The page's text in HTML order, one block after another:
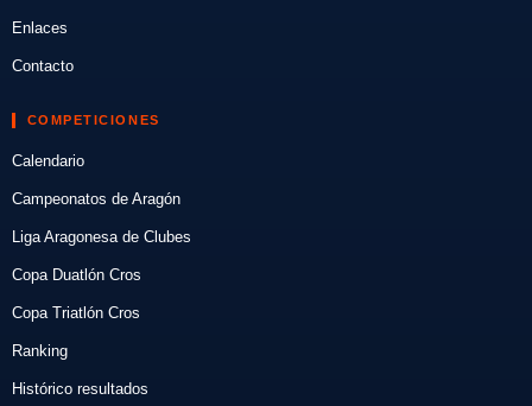
Enlaces
Contacto
COMPETICIONES
Calendario
Campeonatos de Aragón
Liga Aragonesa de Clubes
Copa Duatlón Cros
Copa Triatlón Cros
Ranking
Histórico resultados